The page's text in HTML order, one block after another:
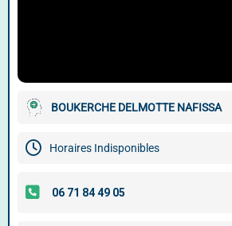
BOUKERCHE DELMOTTE NAFISSA
Horaires Indisponibles